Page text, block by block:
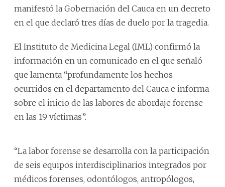
manifestó la Gobernación del Cauca en un decreto
en el que declaró tres días de duelo por la tragedia.
El Instituto de Medicina Legal (IML) confirmó la
información en un comunicado en el que señaló
que lamenta “profundamente los hechos
ocurridos en el departamento del Cauca e informa
sobre el inicio de las labores de abordaje forense
en las 19 víctimas”.
“La labor forense se desarrolla con la participación
de seis equipos interdisciplinarios integrados por
médicos forenses, odontólogos, antropólogos,